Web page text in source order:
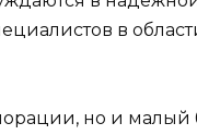
в
но и малый